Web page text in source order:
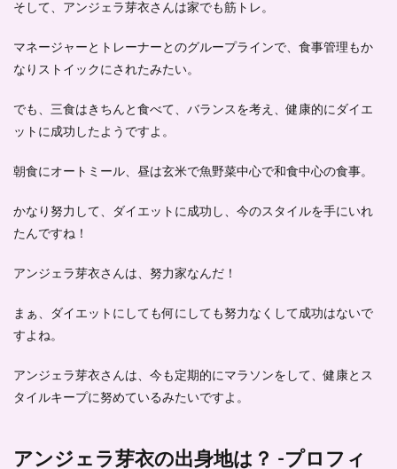
そして、アンジェラ芽衣さんは家でも筋トレ 。
マネージャーとトレーナーとのグループラインで、 食事管理もか
なりストイック にされたみたい。
でも、三食はきちんと食べて、バランスを考え、健康的にダイエ
ットに成功した ようですよ。
朝食にオートミール、昼は玄米で魚野菜中心で和食中心の食事。
かなり努力して、ダイエットに成功し、今のスタイルを手にいれ
た んですね！
アンジェラ芽衣さんは、努力家なんだ！
まぁ、ダイエットにしても何にしても努力なくして成功はないで
すよね。
アンジェラ芽衣さんは、 今も定期的にマラソンをして、健康とス
タイルキープに努めているみたいですよ。
アンジェラ芽衣の出身地は？ -プロフィ